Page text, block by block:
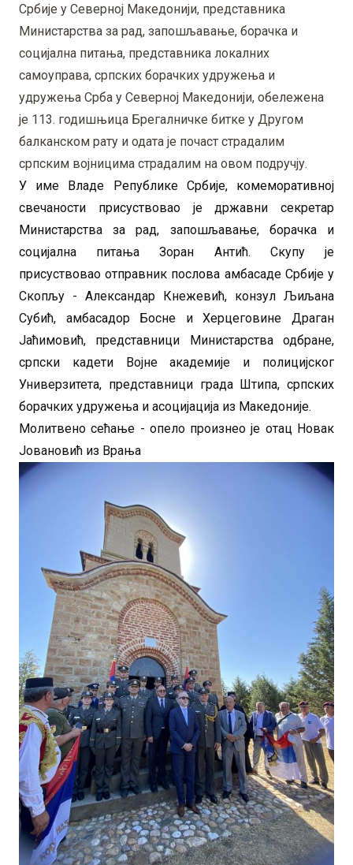
Србије у Северној Македонији, представника
Министарства за рад, запошљавање, борачка и
социјална питања, представника локалних
самоуправа, српских борачких удружења и
удружења Срба у Северној Македонији, обележена
је 113. годишњица Брегалничке битке у Другом
балканском рату и одата је почаст страдалим
српским војницима страдалим на овом подручју.
У име Владе Републике Србије, комеморативној
свечаности присуствовао је државни секретар
Министарства за рад, запошљавање, борачка и
социјална питања Зоран Антић. Скупу је
присуствовао отправник послова амбасаде Србије у
Скопљу - Александар Кнежевић, конзул Љиљана
Субић, амбасадор Босне и Херцеговине Драган
Јаћимовић, представници Министарства одбране,
српски кадети Војне академије и полицијског
Универзитета, представници града Штипа, српских
борачких удружења и асоцијација из Македоније.
Молитвено сећање - опело произнео је отац Новак
Јовановић из Врања